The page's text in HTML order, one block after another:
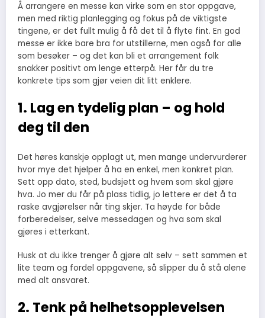
Å arrangere en messe kan virke som en stor oppgave,
men med riktig planlegging og fokus på de viktigste
tingene, er det fullt mulig å få det til å flyte fint. En god
messe er ikke bare bra for utstillerne, men også for alle
som besøker – og det kan bli et arrangement folk
snakker positivt om lenge etterpå. Her får du tre
konkrete tips som gjør veien dit litt enklere.
1. Lag en tydelig plan – og hold
deg til den
Det høres kanskje opplagt ut, men mange undervurderer
hvor mye det hjelper å ha en enkel, men konkret plan.
Sett opp dato, sted, budsjett og hvem som skal gjøre
hva. Jo mer du får på plass tidlig, jo lettere er det å ta
raske avgjørelser når ting skjer. Ta høyde for både
forberedelser, selve messedagen og hva som skal
gjøres i etterkant.
Husk at du ikke trenger å gjøre alt selv – sett sammen et
lite team og fordel oppgavene, så slipper du å stå alene
med alt ansvaret.
2. Tenk på helhetsopplevelsen